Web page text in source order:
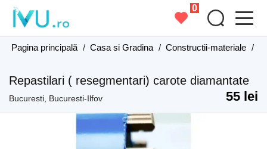
0
Pagina principală / Casa si Gradina / Constructii-materiale /
Repastilari ( resegmentari) carote diamantate
Bucuresti, Bucuresti-Ilfov 55 lei